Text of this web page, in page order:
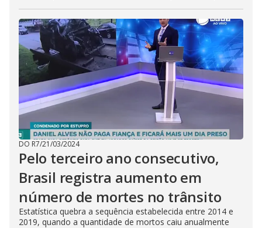
DO R7/21/03/2024
Pelo terceiro ano consecutivo,
Brasil registra aumento em
número de mortes no trânsito
Estatística quebra a sequência estabelecida entre 2014 e
2019, quando a quantidade de mortos caiu anualmente